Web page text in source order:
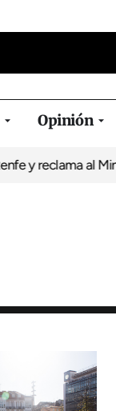
Opinión
al Ministerio